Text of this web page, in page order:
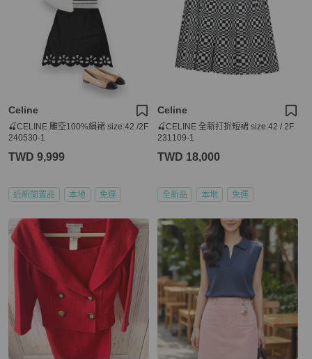
Celine
🍒CELINE 雕空100%絹裙 size:42 /2F
240530-1
TWD 9,999
近新閒置品 本地 免運
Celine
🍒CELINE 全新打折短裙 size:42 / 2F
231109-1
TWD 18,000
全新品 本地 免運